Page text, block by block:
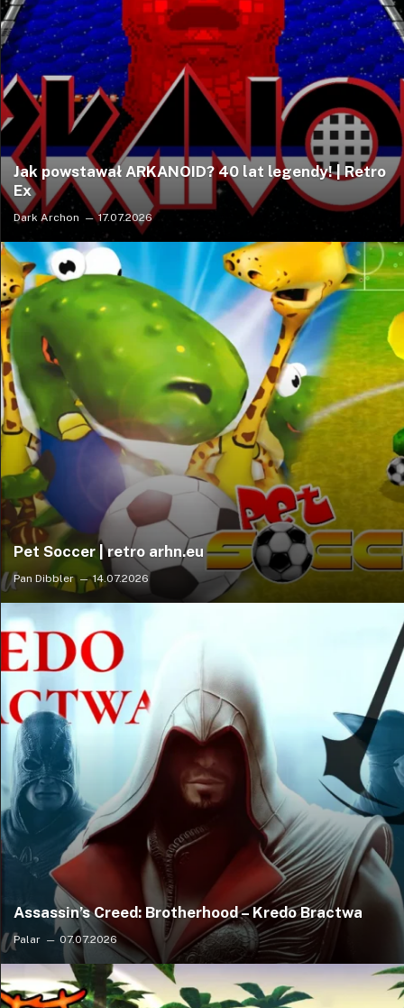
Jak powstawał ARKANOID? 40 lat legendy! | Retro
Ex
Dark Archon 17.07.2026
Pet Soccer | retro arhn.eu
Pan Dibbler 14.07.2026
Assassin’s Creed: Brotherhood – Kredo Bractwa
Palar 07.07.2026